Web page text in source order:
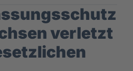
verletzt